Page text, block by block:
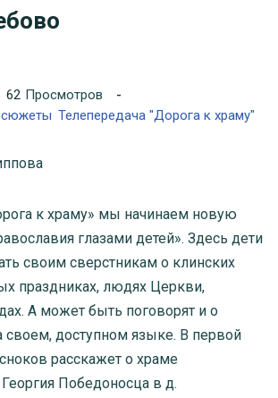
62 Просмотров
Телепередача "Дорога к храму"
к храму» мы начинаем новую
глазами детей». Здесь дети
своим сверстникам о клинских
праздниках, людях Церкви,
А может быть поговорят и о
доступном языке. В первой
расскажет о храме
Победоносца в д.